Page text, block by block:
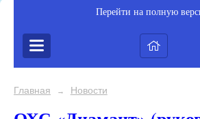
Перейти на полную
Главная → Новости